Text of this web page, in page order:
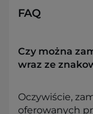
FAQ
Czy można
wraz ze
Oczywiście,
oferowanych